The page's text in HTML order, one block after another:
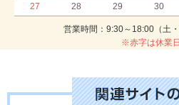
27
28 29 30
営業時間：9:30～18:00（土
※赤字は休業